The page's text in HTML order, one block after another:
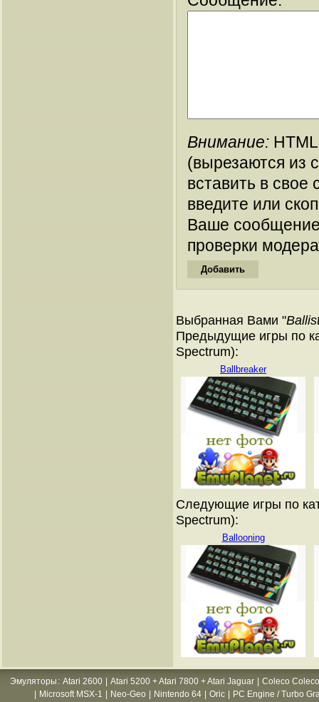
Внимание:
(вырезаются из
вставить в
введите или
Ваше
проверки
Выбранная Вами "
Предыдущие игры по
Spectrum):
Ballbreaker
Следующие игры по
Spectrum):
Ballooning
Эмуляторы : Atari 2600 Atari 5200 + Atari 7800 + Atari Jaguar
Coleco
Microsoft MSX-1 Neo-Geo Nintendo 64 Oric PC Engine / Turbo